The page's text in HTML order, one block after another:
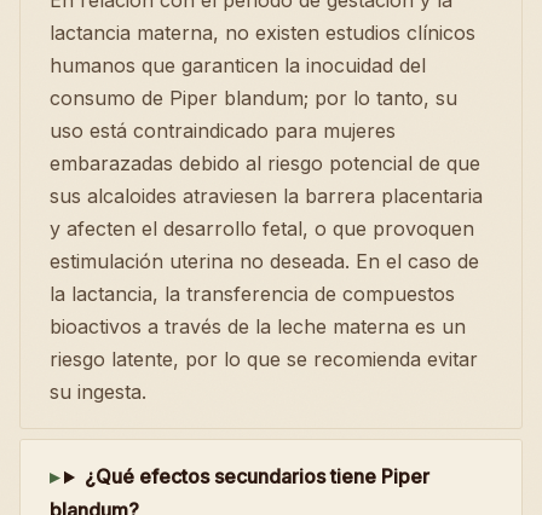
lactancia materna, no existen estudios clínicos
humanos que garanticen la inocuidad del
consumo de Piper blandum; por lo tanto, su
uso está contraindicado para mujeres
embarazadas debido al riesgo potencial de que
sus alcaloides atraviesen la barrera placentaria
y afecten el desarrollo fetal, o que provoquen
estimulación uterina no deseada. En el caso de
la lactancia, la transferencia de compuestos
bioactivos a través de la leche materna es un
riesgo latente, por lo que se recomienda evitar
su ingesta.
¿Qué efectos secundarios tiene Piper